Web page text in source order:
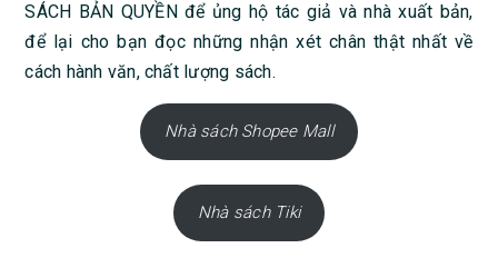
SÁCH BẢN QUYỀN để ủng hộ tác giả và nhà xuất bản,
để lại cho bạn đọc những nhận xét chân thật nhất về
cách hành văn, chất lượng sách.
Nhà sách Shopee Mall
Nhà sách Tiki